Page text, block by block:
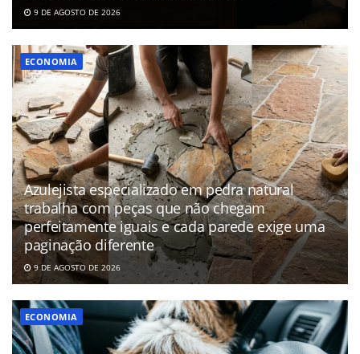
9 DE AGOSTO DE 2026
ECONOMIA
Azulejista especializado em pedra natural
trabalha com peças que não chegam
perfeitamente iguais e cada parede exige uma
paginação diferente
9 DE AGOSTO DE 2026
ECONOMIA